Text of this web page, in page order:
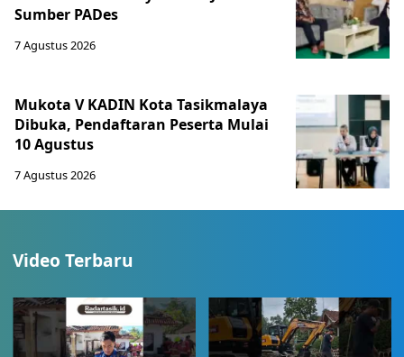
Sumber PADes
7 Agustus 2026
Mukota V KADIN Kota Tasikmalaya
Dibuka, Pendaftaran Peserta Mulai
10 Agustus
7 Agustus 2026
Video Terbaru